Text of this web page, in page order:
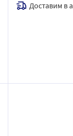
Доставим в